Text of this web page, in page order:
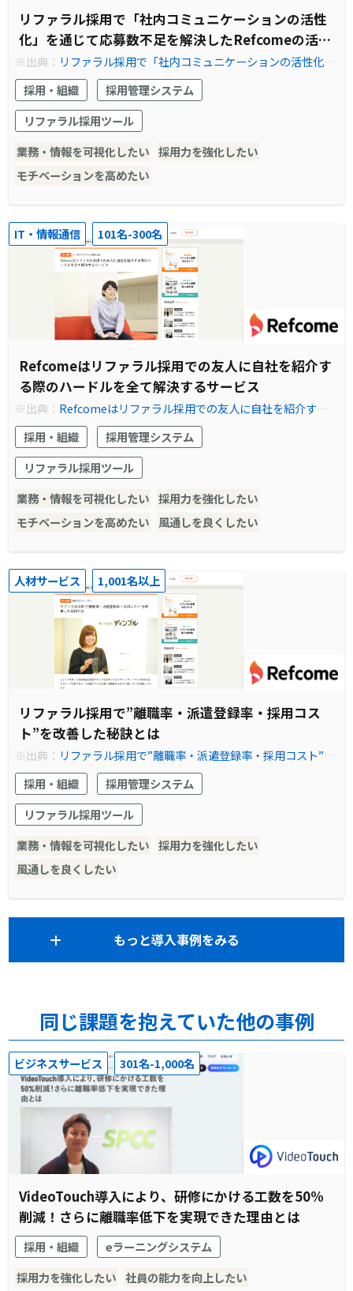
リファラル採用で「社内コミュニケーションの活性
化」を通じて応募数不足を解決したRefcomeの活用
法とは
※出典： リファラル採用で「社内コミュニケーションの活性化」
を通じて応募数不足を解決したRefcomeの活用法とは | Refcom
e (リフカム) - リファラル採用を見える化し、共にカイゼンする
伴走型サービス
採用・組織
採用管理システム
リファラル採用ツール
業務・情報を可視化したい 採用力を強化したい
モチベーションを高めたい
IT・情報通信 101名-300名
Refcomeはリファラル採用での友人に自社を紹介す
る際のハードルを全て解決するサービス
※出典： Refcomeはリファラル採用での友人に自社を紹介する
際のハードルを全て解決するサービス | Refcome (リフカム) - リ
ファラル採用を見える化し、共にカイゼンする伴走型サービス
採用・組織
採用管理システム
リファラル採用ツール
業務・情報を可視化したい 採用力を強化したい
モチベーションを高めたい
風通しを良くしたい
人材サービス 1,001名以上
リファラル採用で”離職率・派遣登録率・採用コス
ト”を改善した秘訣とは
※出典： リファラル採用で”離職率・派遣登録率・採用コスト”を
改善した秘訣とは | Refcome (リフカム) - リファラル採用を見え
る化し、共にカイゼンする伴走型サービス
採用・組織
採用管理システム
リファラル採用ツール
業務・情報を可視化したい 採用力を強化したい
風通しを良くしたい
もっと導入事例をみる
同じ課題を抱えていた他の事例
ビジネスサービス 301名-1,000名
VideoTouch導入により、研修にかける工数を50%
削減！さらに離職率低下を実現できた理由とは
採用・組織
eラーニングシステム
採用力を強化したい 社員の能力を向上したい